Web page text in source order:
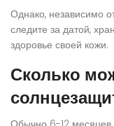
Однако, независимо
следите за датой,
здоровье своей кожи.
Сколько